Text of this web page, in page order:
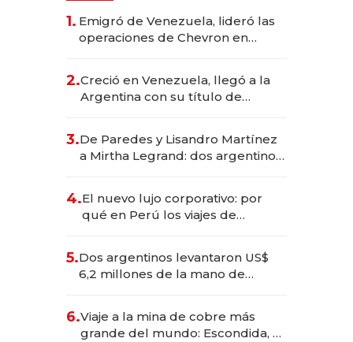
1. Emigró de Venezuela, lideró las
operaciones de Chevron en
2.Creció en Venezuela, llegó a la
Argentina con su título de
las marcas "fast premium"
3.De Paredes y Lisandro Martínez
a Mirtha Legrand: dos argentinos
4.El nuevo lujo corporativo: por
qué en Perú los viajes de
para convertirse en experiencias
transformadoras
5.Dos argentinos levantaron US$
6,2 millones de la mano de
6.Viaje a la mina de cobre más
grande del mundo: Escondida, el